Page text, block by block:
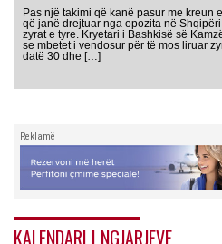
Pas një takimi që kanë pasur me kreun
që janë drejtuar nga opozita në
zyrat e tyre. Kryetari i Bashkisë së
se mbetet i vendosur për të mos liruar
datë 30 dhe […]
Reklamë
KALENDARI I NGJARJEVE